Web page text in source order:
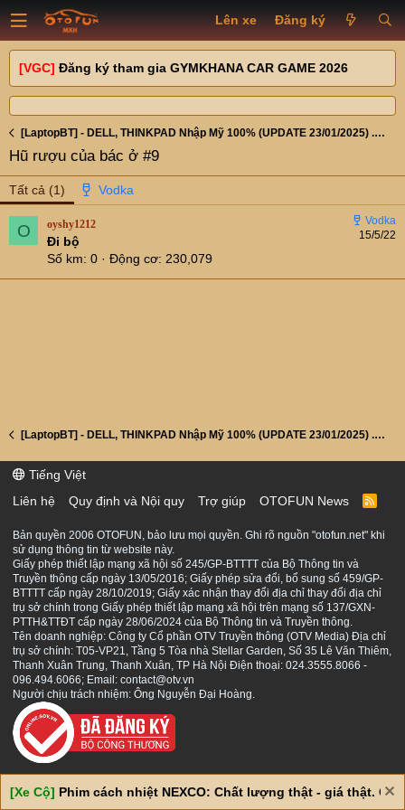
Lên xe Đăng ký
[VGC] Đăng ký tham gia GYMKHANA CAR GAME 2026
[LaptopBT] - DELL, THINKPAD Nhập Mỹ 100% (UPDATE 23/01/2025) . Về thêm nhiều Dell , Thinkpad, Lenovo, HP
Hũ rượu của bác ở #9
Tất cả (1)
O 15/5/22
oyshy1212
Đi bộ
Số km 0 Động cơ 230,079
[LaptopBT] - DELL, THINKPAD Nhập Mỹ 100% (UPDATE 23/01/2025) . Về thêm nhiều Dell , Thinkpad, Lenovo, HP
Tiếng Việt
Liên hệ
Quy định và Nội quy Trợ giúp OTOFUN News
R
S
Bản quyền 2006 OTOFUN, bảo lưu mọi quyền. Ghi rõ nguồn "otofun.net" khi
sử dụng thông tin từ website này.
Giấy phép thiết lập mạng xã hội số 245/GP-BTTTT của Bộ Thông tin và
Truyền thông cấp ngày 13/05/2016; Giấy phép sửa đổi, bổ sung số 459/GP-
BTTTT cấp ngày 28/10/2019; Giấy xác nhận thay đổi địa chỉ thay đổi địa chỉ
trụ sở chính trong Giấy phép thiết lập mạng xã hội trên mạng số 137/GXN-
PTTH&TTĐT cấp ngày 28/06/2024 của Bộ Thông tin và Truyền thông.
Tên doanh nghiệp: Công ty Cổ phần OTV Truyền thông (OTV Media) Địa chỉ
trụ sở chính: T05-VP21, Tầng 5 Tòa nhà Stellar Garden, Số 35 Lê Văn Thiêm,
Thanh Xuân Trung, Thanh Xuân, TP Hà Nội Điện thoại: 024.3555.8066 -
096.494.6066; Email: contact@otv.vn
Người chịu trách nhiệm: Ông Nguyễn Đại Hoàng.
[Xe Cộ] Phim cách nhiệt NEXCO: Chất lượng thật - giá thật. Giá